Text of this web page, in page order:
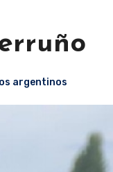
argentinos